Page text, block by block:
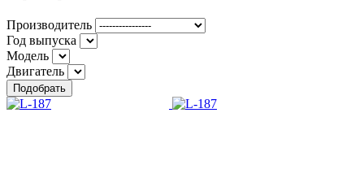
Производитель
Год выпуска
Модель
Двигатель
Подобрать